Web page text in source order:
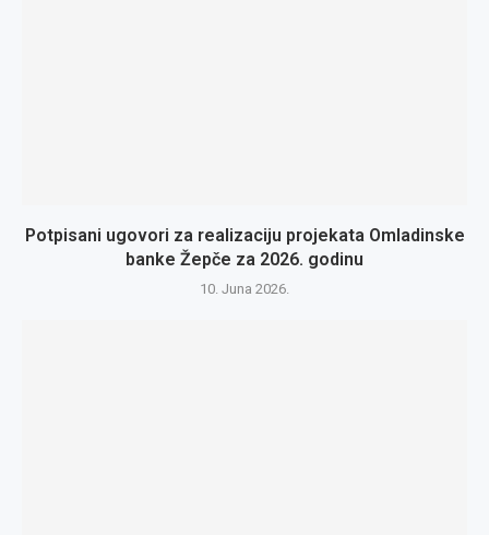
Potpisani ugovori za realizaciju projekata Omladinske
banke Žepče za 2026. godinu
10. Juna 2026.